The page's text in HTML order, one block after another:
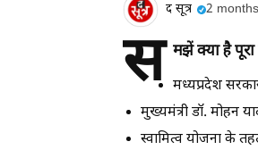
द सूत्र 2
स मझें क्या है
मध्यप्रदेश
मुख्यमंत्री डॉ. मोहन
स्वामित्व योजना के